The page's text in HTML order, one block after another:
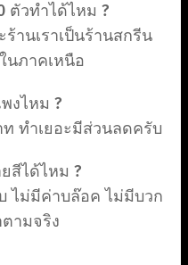
ตัวทำได้ไหม ?
านเราเป็นร้านสกรีน
นภาคเหนือ
งไหม ?
ทำเยอะมีส่วนลดครับ
สีได้ไหม ?
ไม่มีค่าบล๊อค ไม่มีบวก
ามจริง